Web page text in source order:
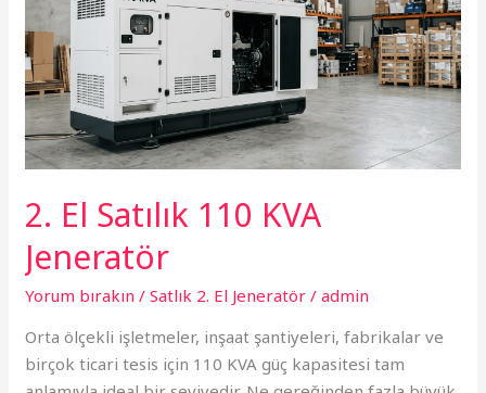
2. El Satılık 110 KVA
Jeneratör
Yorum bırakın /Satlık 2. El Jeneratör /admin
Orta ölçekli işletmeler, inşaat şantiyeleri, fabrikalar ve
birçok ticari tesis için 110 KVA güç kapasitesi tam
110
KVA
Jeneratör